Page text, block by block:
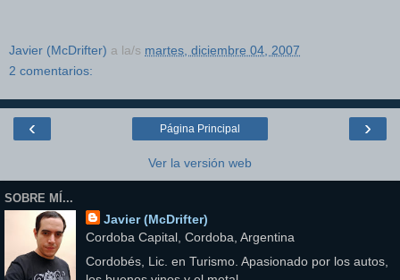
Javier (McDrifter) a la/s martes, diciembre 04, 2007
2 comentarios:
‹ ›
Página Principal
Ver la versión web
SOBRE MÍ...
Javier (McDrifter)
Cordoba Capital, Cordoba, Argentina
Cordobés, Lic. en Turismo. Apasionado por los autos,